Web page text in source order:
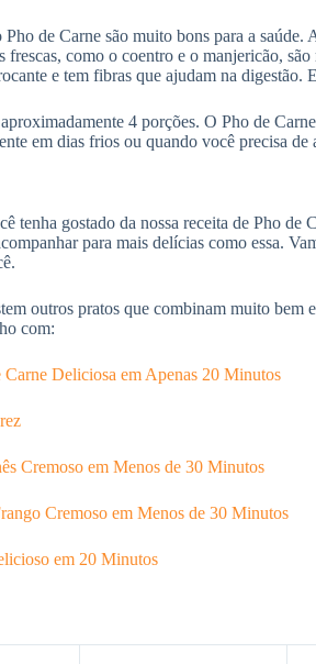
de Carne são muito bons para a
frescas, como o coentro e o manjericão,
e tem fibras que ajudam na digestão.
4 porções. O Pho de
em dias frios ou quando você precisa
tenha gostado da nossa receita de Pho
para mais delícias como essa.
outros pratos que combinam muito bem
com:
Carne Deliciosa em Apenas 20 Minutos
Cremoso em Menos de 30 Minutos
Cremoso em Menos de 30 Minutos
em 20 Minutos